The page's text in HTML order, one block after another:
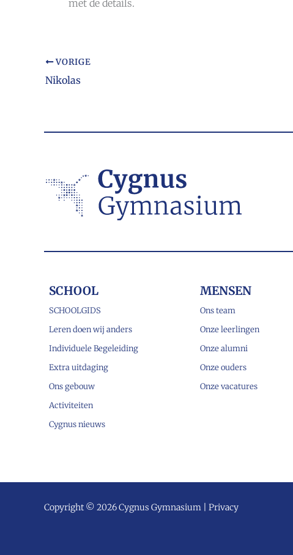
met de details.
VORIGE
Nikolas
SCHOOL
SCHOOLGIDS
Leren doen wij anders
Individuele Begeleiding
Extra uitdaging
Ons gebouw
Activiteiten
Cygnus nieuws
MENSEN
Ons team
Onze leerlingen
Onze alumni
Onze ouders
Onze vacatures
Copyright © 2026 Cygnus Gymnasium | Privacy